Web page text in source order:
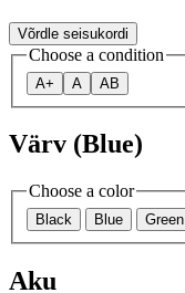
Võrdle seisukordi
Choose a condition
A+ A AB
Värv (Blue)
Choose a color
Black Blue Green
Aku